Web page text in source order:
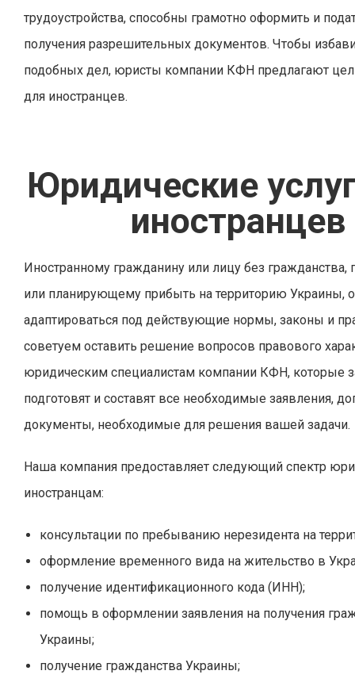
трудоустройства, способны грамотно оформить и
получения разрешительных документов. Чтобы
подобных дел, юристы компании КФН предлагают
для иностранцев.
Юридические
иностранцев
Иностранному гражданину или лицу без
или планирующему прибыть на территорию Украины,
адаптироваться под действующие нормы, законы и
советуем оставить решение вопросов правового
юридическим специалистам компании КФН, которые
подготовят и составят все необходимые заявления,
документы, необходимые для решения вашей задачи.
Наша компания предоставляет следующий спектр
иностранцам:
консультации по пребыванию нерезидента на
оформление временного вида на жительство в
получение идентификационного кода (ИНН);
помощь в оформлении заявления на получения
Украины;
получение гражданства Украины;